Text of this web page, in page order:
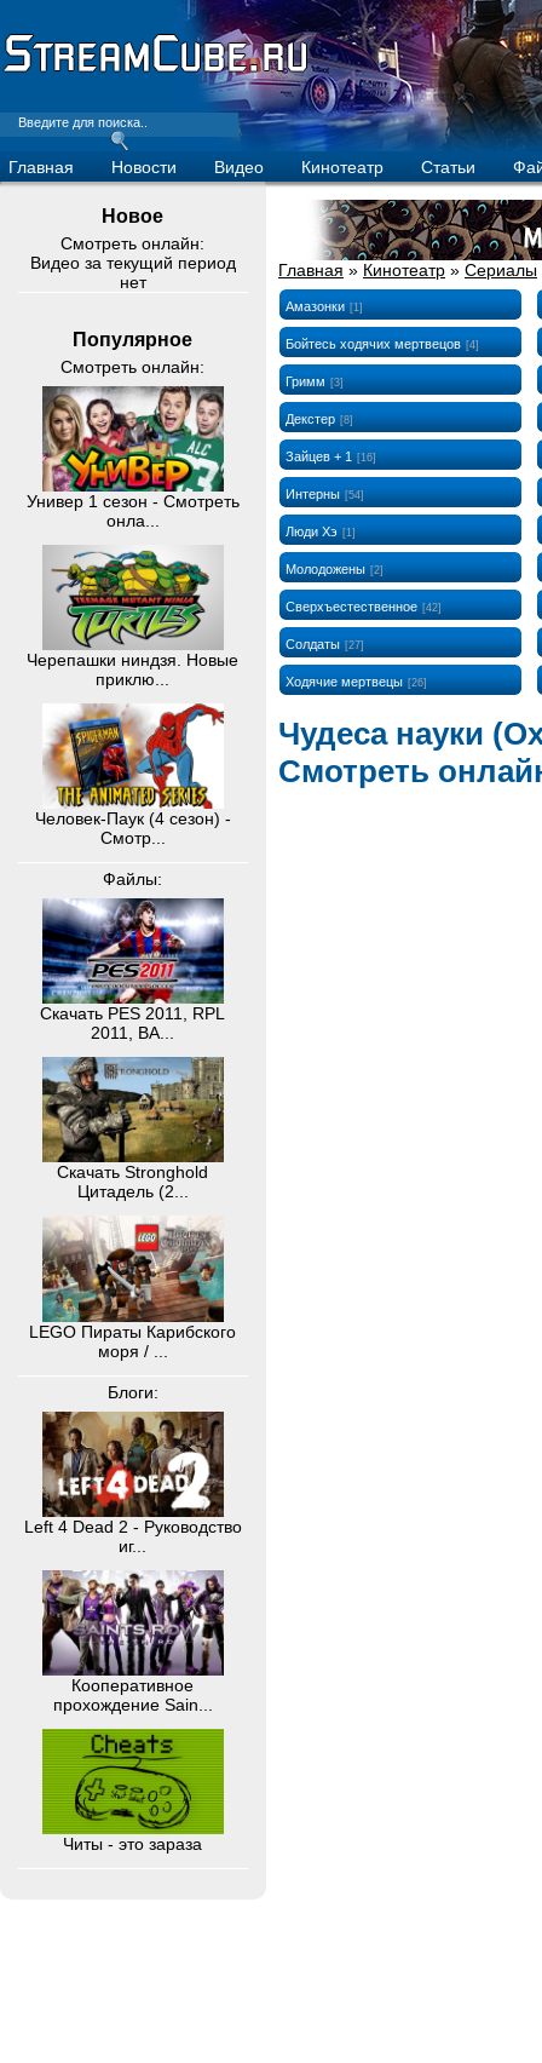
Главная Новости Видео Кинотеатр Статьи
Новое
Смотреть онлайн:
Видео за текущий период
нет
Популярное
Смотреть онлайн:
Универ 1 сезон - Смотреть
онла...
Черепашки ниндзя. Новые
приклю...
Человек-Паук (4 сезон) -
Смотр...
Файлы:
Скачать PES 2011, RPL
2011, BA...
Скачать Stronghold
Цитадель (2...
LEGO Пираты Карибского
моря / ...
Блоги:
Left 4 Dead 2 - Руководство
иг...
Кооперативное
прохождение Sain...
Читы - это зараза
Главная » Кинотеатр » Сериалы
Амазонки [1]
Бойтесь ходячих мертвецов [4]
Гримм [3]
Декстер [8]
Зайцев + 1 [16]
Интерны [54]
Люди Хэ [1]
Молодожены [2]
Сверхъестественное [42]
Солдаты [27]
Ходячие мертвецы [26]
Чудеса науки
Смотреть